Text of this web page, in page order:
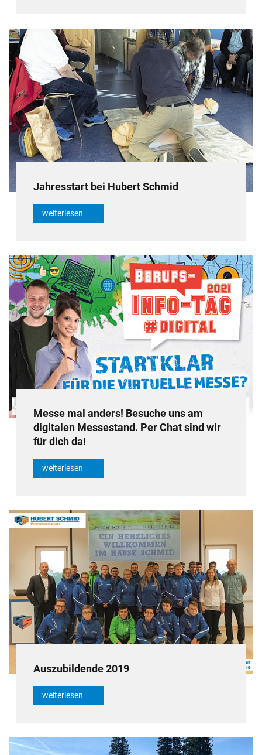
Jahresstart bei Hubert Schmid
weiterlesen
Messe mal anders! Besuche uns am
digitalen Messestand. Per Chat sind wir
für dich da!
weiterlesen
Auszubildende 2019
weiterlesen